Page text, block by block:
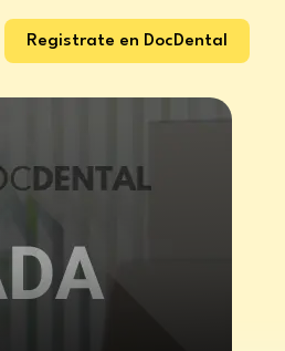
Registrate en DocDental